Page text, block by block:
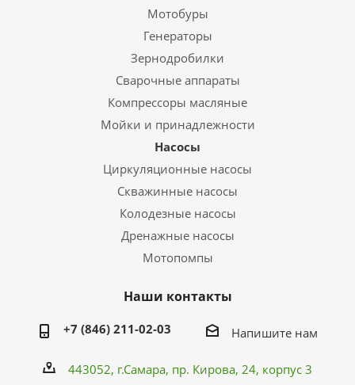
Мотобуры
Генераторы
Зернодробилки
Сварочные аппараты
Компрессоры масляные
Мойки и принадлежности
Насосы
Циркуляционные насосы
Скважинные насосы
Колодезные насосы
Дренажные насосы
Мотопомпы
Наши контакты
+7 (846) 211-02-03 Напишите нам
443052, г.Самара, пр. Кирова, 24, корпус 3